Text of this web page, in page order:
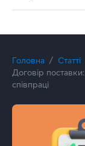
Головна Статті
Договір
співпраці